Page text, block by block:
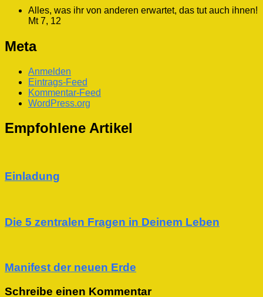
Alles, was ihr von anderen erwartet, das tut auch ihnen!
Mt 7, 12
Meta
Anmelden
Eintrags-Feed
Kommentar-Feed
WordPress.org
Empfohlene Artikel
Einladung
Die 5 zentralen Fragen in Deinem Leben
Manifest der neuen Erde
Schreibe einen Kommentar